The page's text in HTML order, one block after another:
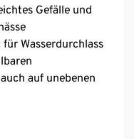
Gefälle und
Wasserdurchlass
auf unebenen
Lamellen